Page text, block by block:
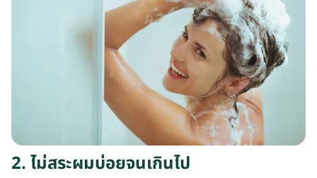
2. ไม่สระผมบ่อยจนเกินไป